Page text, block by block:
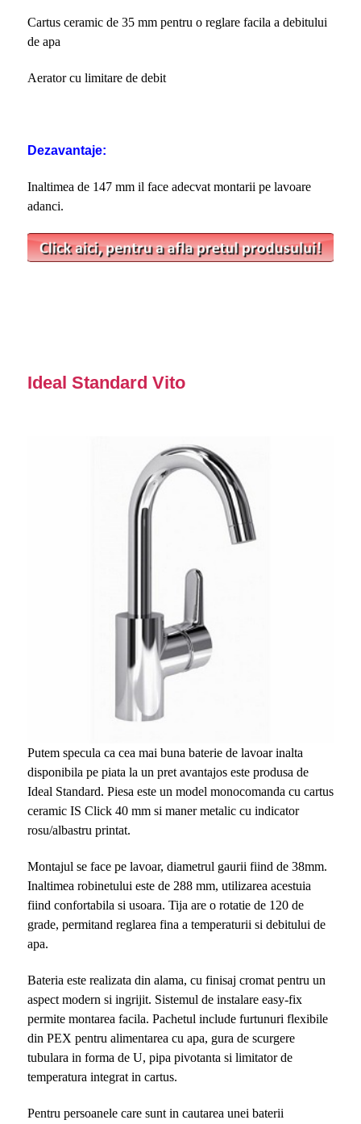
Cartus ceramic de 35 mm pentru o reglare facila a debitului
de apa
Aerator cu limitare de debit
Dezavantaje:
Inaltimea de 147 mm il face adecvat montarii pe lavoare
adanci.
Ideal Standard Vito
Putem specula ca cea mai buna baterie de lavoar inalta
disponibila pe piata la un pret avantajos este produsa de
Ideal Standard. Piesa este un model monocomanda cu cartus
ceramic IS Click 40 mm si maner metalic cu indicator
rosu/albastru printat.
Montajul se face pe lavoar, diametrul gaurii fiind de 38mm.
Inaltimea robinetului este de 288 mm, utilizarea acestuia
fiind confortabila si usoara. Tija are o rotatie de 120 de
grade, permitand reglarea fina a temperaturii si debitului de
apa.
Bateria este realizata din alama, cu finisaj cromat pentru un
aspect modern si ingrijit. Sistemul de instalare easy-fix
permite montarea facila. Pachetul include furtunuri flexibile
din PEX pentru alimentarea cu apa, gura de scurgere
tubulara in forma de U, pipa pivotanta si limitator de
temperatura integrat in cartus.
Pentru persoanele care sunt in cautarea unei baterii